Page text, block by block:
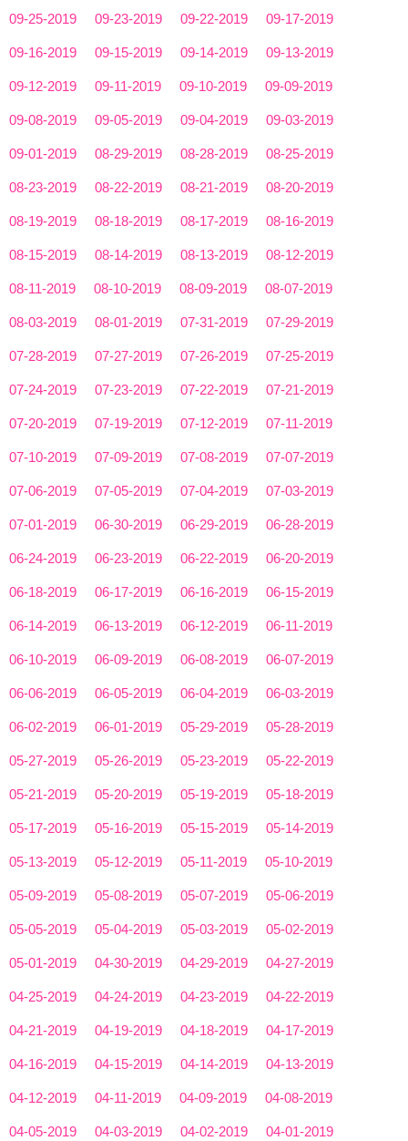
09-25-2019 09-23-2019 09-22-2019 09-17-2019
09-16-2019 09-15-2019 09-14-2019 09-13-2019
09-12-2019 09-11-2019 09-10-2019 09-09-2019
09-08-2019 09-05-2019 09-04-2019 09-03-2019
09-01-2019 08-29-2019 08-28-2019 08-25-2019
08-23-2019 08-22-2019 08-21-2019 08-20-2019
08-19-2019 08-18-2019 08-17-2019 08-16-2019
08-15-2019 08-14-2019 08-13-2019 08-12-2019
08-11-2019 08-10-2019 08-09-2019 08-07-2019
08-03-2019 08-01-2019 07-31-2019 07-29-2019
07-28-2019 07-27-2019 07-26-2019 07-25-2019
07-24-2019 07-23-2019 07-22-2019 07-21-2019
07-20-2019 07-19-2019 07-12-2019 07-11-2019
07-10-2019 07-09-2019 07-08-2019 07-07-2019
07-06-2019 07-05-2019 07-04-2019 07-03-2019
07-01-2019 06-30-2019 06-29-2019 06-28-2019
06-24-2019 06-23-2019 06-22-2019 06-20-2019
06-18-2019 06-17-2019 06-16-2019 06-15-2019
06-14-2019 06-13-2019 06-12-2019 06-11-2019
06-10-2019 06-09-2019 06-08-2019 06-07-2019
06-06-2019 06-05-2019 06-04-2019 06-03-2019
06-02-2019 06-01-2019 05-29-2019 05-28-2019
05-27-2019 05-26-2019 05-23-2019 05-22-2019
05-21-2019 05-20-2019 05-19-2019 05-18-2019
05-17-2019 05-16-2019 05-15-2019 05-14-2019
05-13-2019 05-12-2019 05-11-2019 05-10-2019
05-09-2019 05-08-2019 05-07-2019 05-06-2019
05-05-2019 05-04-2019 05-03-2019 05-02-2019
05-01-2019 04-30-2019 04-29-2019 04-27-2019
04-25-2019 04-24-2019 04-23-2019 04-22-2019
04-21-2019 04-19-2019 04-18-2019 04-17-2019
04-16-2019 04-15-2019 04-14-2019 04-13-2019
04-12-2019 04-11-2019 04-09-2019 04-08-2019
04-05-2019 04-03-2019 04-02-2019 04-01-2019